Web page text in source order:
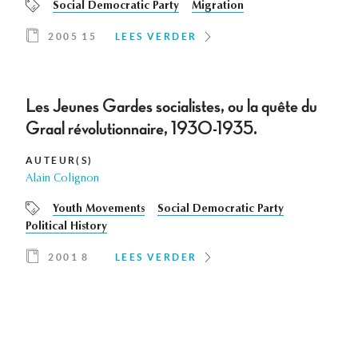
Social Democratic Party Migration
2005 15 LEES VERDER
Les Jeunes Gardes socialistes, ou la quête du
Graal révolutionnaire, 1930-1935.
AUTEUR(S)
Alain Colignon
Youth Movements
Social Democratic Party
Political History
2001 8 LEES VERDER